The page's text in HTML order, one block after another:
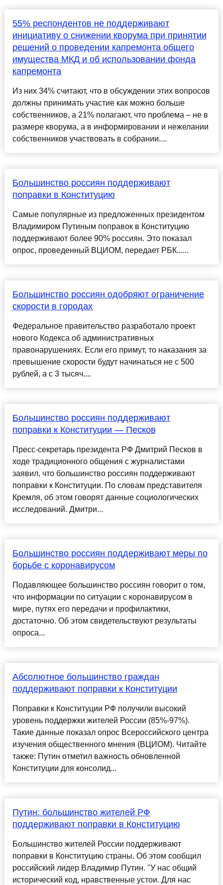
55% респондентов не поддерживают
инициативу о снижении кворума при принятии
решений о проведении капремонта общего
имущества МКД и об использовании фонда
капремонта
Из них 34% считают, что в обсуждении этих вопросов
должны принимать участие как можно больше
собственников, а 21% полагают, что проблема – не в
размере кворума, а в информировании и нежелании
собственников участвовать в собрании....
Большинство россиян поддерживают
поправки в Конституцию
Самые популярные из предложенных президентом
Владимиром Путиным поправок в Конституцию
поддерживают более 90% россиян. Это показал
опрос, проведенный ВЦИОМ, передает РБК......
Большинство россиян одобряют ограничение
скорости в городах
Федеральное правительство разработало проект
нового Кодекса об административных
правонарушениях. Если его примут, то наказания за
превышение скорости будут начинаться не с 500
рублей, а с 3 тысяч....
Большинство россиян поддерживают
поправки к Конституции — Песков
Пресс-секретарь президента РФ Дмитрий Песков в
ходе традиционного общения с журналистами
заявил, что большинство россиян поддерживают
поправки к Конституции. По словам представителя
Кремля, об этом говорят данные социологических
исследований. Дмитри...
Большинство россиян поддерживают меры по
борьбе с коронавирусом
Подавляющее большинство россиян говорит о том,
что информации по ситуации с коронавирусом в
мире, путях его передачи и профилактики,
достаточно. Об этом свидетельствуют результаты
опроса...
Абсолютное большинство граждан
поддерживают поправки к Конституции
Поправки к Конституции РФ получили высокий
уровень поддержки жителей России (85%-97%).
Такие данные показал опрос Всероссийского центра
изучения общественного мнения (ВЦИОМ). Читайте
также: Путин отметил важность обновленной
Конституции для консолид...
Путин: большинство жителей РФ
поддерживают поправки в Конституцию
Большинство жителей России поддерживают
поправки в Конституцию страны. Об этом сообщил
российский лидер Владимир Путин. "У нас общий
исторический код, нравственные устои. Для нас